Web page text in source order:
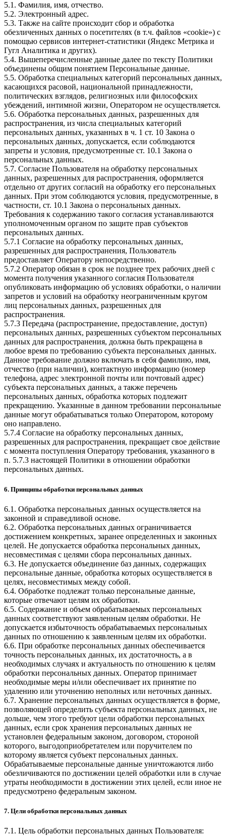
5.1. Фамилия, имя, отчество.
5.2. Электронный адрес.
5.3. Также на сайте происходит сбор и обработка
обезличенных данных о посетителях (в т.ч. файлов «cookie») с
помощью сервисов интернет-статистики (Яндекс Метрика и
Гугл Аналитика и других).
5.4. Вышеперечисленные данные далее по тексту Политики
объединены общим понятием Персональные данные.
5.5. Обработка специальных категорий персональных данных,
касающихся расовой, национальной принадлежности,
политических взглядов, религиозных или философских
убеждений, интимной жизни, Оператором не осуществляется.
5.6. Обработка персональных данных, разрешенных для
распространения, из числа специальных категорий
персональных данных, указанных в ч. 1 ст. 10 Закона о
персональных данных, допускается, если соблюдаются
запреты и условия, предусмотренные ст. 10.1 Закона о
персональных данных.
5.7. Согласие Пользователя на обработку персональных
данных, разрешенных для распространения, оформляется
отдельно от других согласий на обработку его персональных
данных. При этом соблюдаются условия, предусмотренные, в
частности, ст. 10.1 Закона о персональных данных.
Требования к содержанию такого согласия устанавливаются
уполномоченным органом по защите прав субъектов
персональных данных.
5.7.1 Согласие на обработку персональных данных,
разрешенных для распространения, Пользователь
предоставляет Оператору непосредственно.
5.7.2 Оператор обязан в срок не позднее трех рабочих дней с
момента получения указанного согласия Пользователя
опубликовать информацию об условиях обработки, о наличии
запретов и условий на обработку неограниченным кругом
лиц персональных данных, разрешенных для
распространения.
5.7.3 Передача (распространение, предоставление, доступ)
персональных данных, разрешенных субъектом персональных
данных для распространения, должна быть прекращена в
любое время по требованию субъекта персональных данных.
Данное требование должно включать в себя фамилию, имя,
отчество (при наличии), контактную информацию (номер
телефона, адрес электронной почты или почтовый адрес)
субъекта персональных данных, а также перечень
персональных данных, обработка которых подлежит
прекращению. Указанные в данном требовании персональные
данные могут обрабатываться только Оператором, которому
оно направлено.
5.7.4 Согласие на обработку персональных данных,
разрешенных для распространения, прекращает свое действие
с момента поступления Оператору требования, указанного в
п. 5.7.3 настоящей Политики в отношении обработки
персональных данных.
6. Принципы обработки персональных данных
6.1. Обработка персональных данных осуществляется на
законной и справедливой основе.
6.2. Обработка персональных данных ограничивается
достижением конкретных, заранее определенных и законных
целей. Не допускается обработка персональных данных,
несовместимая с целями сбора персональных данных.
6.3. Не допускается объединение баз данных, содержащих
персональные данные, обработка которых осуществляется в
целях, несовместимых между собой.
6.4. Обработке подлежат только персональные данные,
которые отвечают целям их обработки.
6.5. Содержание и объем обрабатываемых персональных
данных соответствуют заявленным целям обработки. Не
допускается избыточность обрабатываемых персональных
данных по отношению к заявленным целям их обработки.
6.6. При обработке персональных данных обеспечивается
точность персональных данных, их достаточность, а в
необходимых случаях и актуальность по отношению к целям
обработки персональных данных. Оператор принимает
необходимые меры и/или обеспечивает их принятие по
удалению или уточнению неполных или неточных данных.
6.7. Хранение персональных данных осуществляется в форме,
позволяющей определить субъекта персональных данных, не
дольше, чем этого требуют цели обработки персональных
данных, если срок хранения персональных данных не
установлен федеральным законом, договором, стороной
которого, выгодоприобретателем или поручителем по
которому является субъект персональных данных.
Обрабатываемые персональные данные уничтожаются либо
обезличиваются по достижении целей обработки или в случае
утраты необходимости в достижении этих целей, если иное не
предусмотрено федеральным законом.
7. Цели обработки персональных данных
7.1. Цель обработки персональных данных Пользователя: